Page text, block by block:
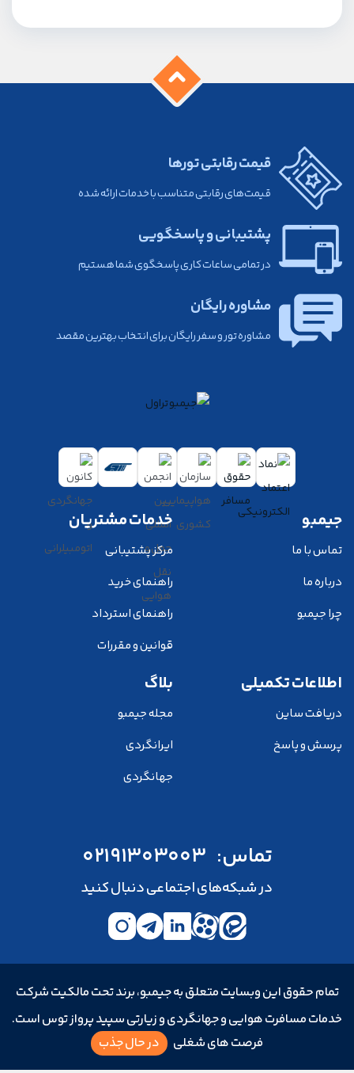
قیمت رقابتی تورها
قیمت‌های رقابتی متناسب با خدمات ارائه شده
پشتیبانی و پاسخگویی
در تمامی ساعات کاری پاسخگوی شما هستیم
مشاوره رایگان
مشاوره تور و سفر رایگان برای انتخاب بهترین مقصد
جیمبو
تماس با ما
درباره ما
چرا جیمبو
خدمات مشتریان
مرکز پشتیبانی
راهنمای خرید
راهنمای استرداد
قوانین و مقررات
اطلاعات تکمیلی
دریافت ساین
پرسش و پاسخ
بلاگ
مجله جیمبو
ایرانگردی
جهانگردی
تماس: 02191303003
در شبکه‌های اجتماعی دنبال کنید
تمام حقوق این وبسایت متعلق به جیمبو، برند تحت مالکیت شرکت
خدمات مسافرت هوایی و جهانگردی و زیارتی سپید پرواز توس است.
فرصت های شغلی
در حال جذب